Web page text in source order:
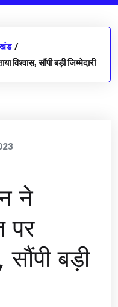
/
विश्वास, सौंपी बड़ी जिम्मेदारी
ने
पर
सौंपी बड़ी